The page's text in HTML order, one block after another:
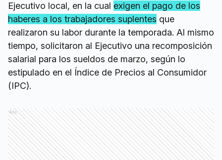
Ejecutivo local, en la cual exigen el pago de los
haberes a los trabajadores suplentes que
realizaron su labor durante la temporada. Al mismo
tiempo, solicitaron al Ejecutivo una recomposición
salarial para los sueldos de marzo, según lo
estipulado en el Índice de Precios al Consumidor
(IPC).
Ads